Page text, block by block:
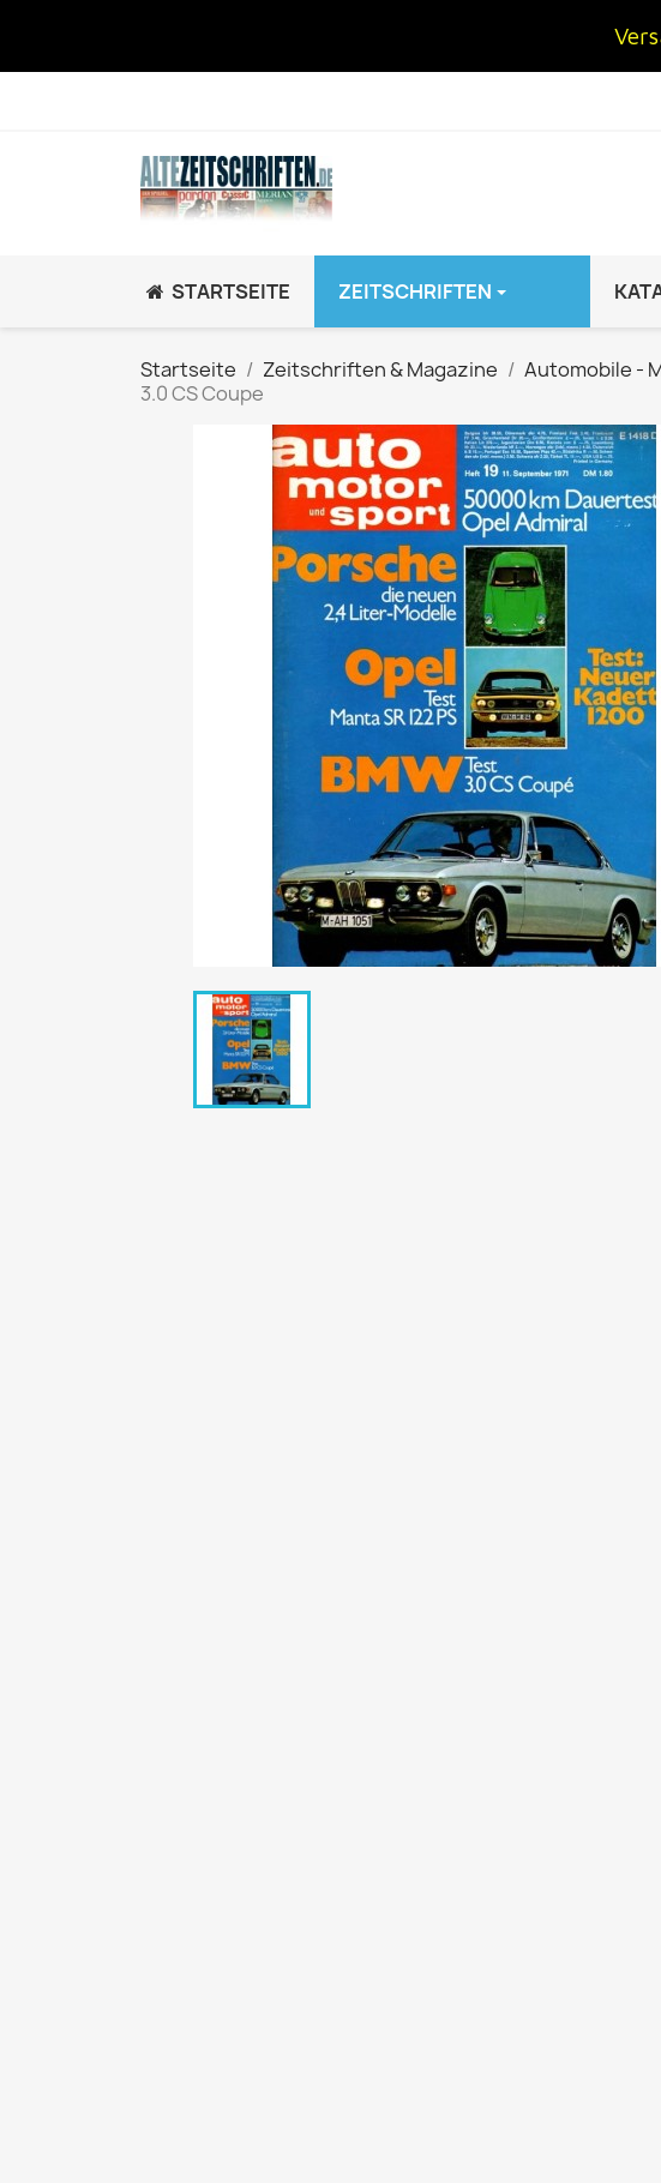
STARTSEITE ZEITSCHRIFTEN
JUGEND / KIND
BRAVO HipHop Special
BRAVO Zeitschrift
hey!
Mädchen
POP Rocky
Yam!
Startseite Zeitschriften & Magazine Automobile -
3.0 CS Coupe